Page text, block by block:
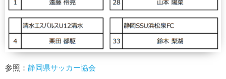
参照： 静岡県サッカー協会